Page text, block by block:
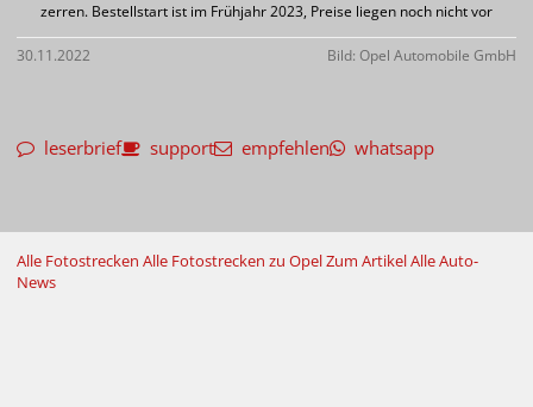
zerren. Bestellstart ist im Frühjahr 2023, Preise liegen noch nicht vor
30.11.2022 Bild: Opel Automobile GmbH
leserbrief support empfehlen whatsapp
Alle Fotostrecken Alle Fotostrecken zu OpelZum ArtikelAlle Auto-
News